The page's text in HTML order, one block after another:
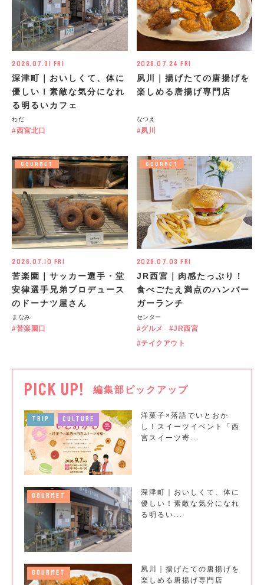
2026.07.31 Fri
深津町｜おいしくて、体に
優しい！素敵な気分になれ
る明るいカフェ
わだ
西宮北口
2026.07.24 Fri
夙川｜揚げたての唐揚げを
楽しめる唐揚げ専門店
なつえ
夙川
GOURMET
2026.07.10 Fri
苦楽園｜サッカー選手・堂
安律選手兄弟プロデュース
のドーナツ屋さん
まなみ
苦楽園口
GOURMET
2026.07.03 Fri
JR西宮｜肉感たっぷり！
食べごたえ満点のハンバー
ガーランチ
センター
グルメ
JR西宮
テイクアウト
PICK UP! 編集部ピックアップ
TRIP CULTURE
洋菓子×落語でいとおか
し！スイーツイベント「西
宮スイーツ寄...
GOURMET
深津町｜おいしくて、体に
優しい！素敵な気分になれ
る明るい...
GOURMET
夙川｜揚げたての唐揚げを
楽しめる唐揚げ専門店